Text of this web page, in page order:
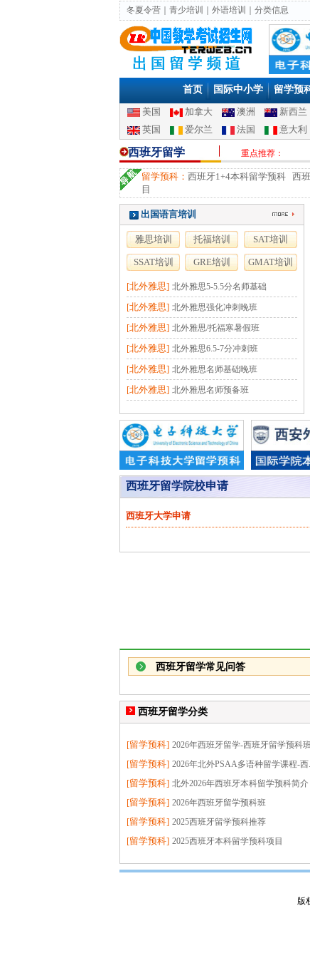
冬夏令营 青少培训 外语培训 分类信息
首页 国际中小学 留学预
美国 加拿大 澳洲 新西兰
英国
爱尔兰 法国 意大利
西班牙留学 重点推荐：
留学预科： 西班牙1+4本科留学预科 西
目
出国语言培训
雅思培训 托福培训 SAT培训
SSAT培训 GRE培训 GMAT培训
[北外雅思] 北外雅思5-5.5分名师基础
[北外雅思] 北外雅思强化冲刺晚班
[北外雅思] 北外雅思/托福寒暑假班
[北外雅思] 北外雅思6.5-7分冲刺班
[北外雅思] 北外雅思名师基础晚班
[北外雅思] 北外雅思名师预备班
西班牙留学院校申请
西班牙大学申请
西班牙留学常见问答
西班牙留学分类
[留学预科] 2026年西班牙留学-西班牙留学预科
[留学预科] 2026年北外PSAA多语种留学课程-西.
[留学预科] 北外2026年西班牙本科留学预科简介
[留学预科] 2026年西班牙留学预科班
[留学预科] 2025西班牙留学预科推荐
[留学预科] 2025西班牙本科留学预科项目
版